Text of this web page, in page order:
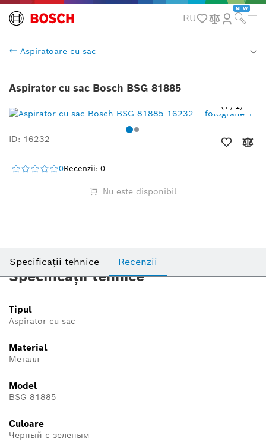
RU
NEW
Aspiratoare cu sac
Aspirator cu sac Bosch BSG 81885
1 / 2
ID: 16232
0Recenzii: 0
Nu este disponibil
Specificații tehnice Recenzii
Specificații tehnice
Tipul
Aspirator cu sac
Material
Металл
Model
BSG 81885
Culoare
Черный с зеленым